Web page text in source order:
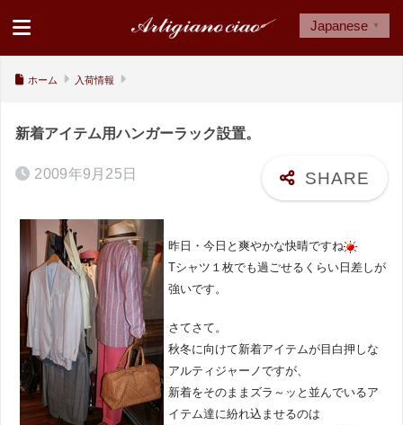
ホーム 入荷情報
新着アイテム用ハンガーラック設置。
2009年9月25日
昨日・今日と爽やかな快晴ですね
Tシャツ１枚でも過ごせるくらい日差しが
強いです。
さてさて。
秋冬に向けて新着アイテムが目白押しな
アルティジャーノですが、
新着をそのままズラ～ッと並んでいるア
イテム達に紛れ込ませるのは
Japanese ▼